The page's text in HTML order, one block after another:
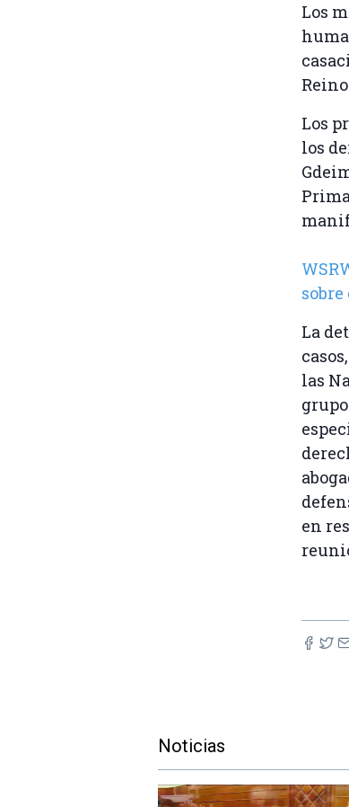
Los
Los
los
La
las
en
Noticias